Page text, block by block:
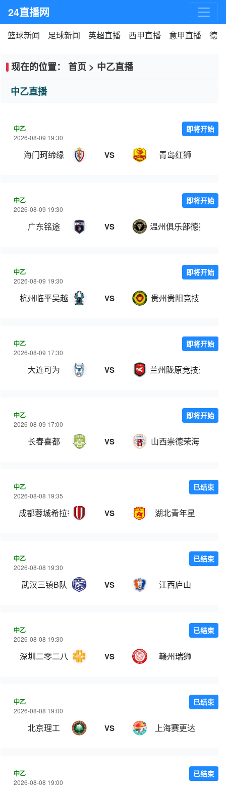
24直播网
篮球新闻 足球新闻 英超直播 西甲直播 意甲直播 德
现在的位置： 首页 > 中乙直播
中乙直播
中乙
2026-08-09 19:30
海门珂缔缘 VS 青岛红狮
即将开始
中乙
2026-08-09 19:30
广东铭途 VS 温州俱乐部德赛
即将开始
中乙
2026-08-09 19:30
杭州临平吴越 VS 贵州贵阳竞技
即将开始
中乙
2026-08-09 17:30
大连可为 VS 兰州陇原竞技天佑德
即将开始
中乙
2026-08-09 17:00
长春喜都 VS 山西崇德荣海
即将开始
中乙
2026-08-08 19:35
成都蓉城希拉谷 VS 湖北青年星
已结束
中乙
2026-08-08 19:30
武汉三镇B队 VS 江西庐山
已结束
中乙
2026-08-08 19:30
深圳二零二八 VS 赣州瑞狮
已结束
中乙
2026-08-08 19:00
北京理工 VS 上海赛更达
已结束
中乙
2026-08-08 19:00
已结束